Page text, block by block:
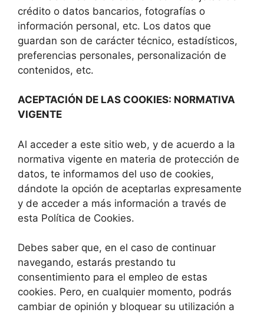
crédito o datos bancarios, fotografías o
información personal, etc. Los datos que
guardan son de carácter técnico, estadísticos,
preferencias personales, personalización de
contenidos, etc.
ACEPTACIÓN DE LAS COOKIES: NORMATIVA
VIGENTE
Al acceder a este sitio web, y de acuerdo a la
normativa vigente en materia de protección de
datos, te informamos del uso de cookies,
dándote la opción de aceptarlas expresamente
y de acceder a más información a través de
esta Política de Cookies.
Debes saber que, en el caso de continuar
navegando, estarás prestando tu
consentimiento para el empleo de estas
cookies. Pero, en cualquier momento, podrás
cambiar de opinión y bloquear su utilización a